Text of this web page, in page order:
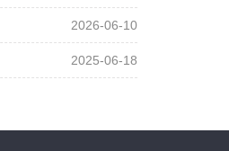
2026-06-10
2025-06-18